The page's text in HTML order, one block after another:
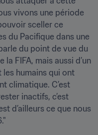
vivons une période
sceller ce
du Pacifique dans une
du point de vue du
FIFA, mais aussi d’un
les humains qui ont
climatique. C’est
inactifs, c’est
d’ailleurs ce que nous